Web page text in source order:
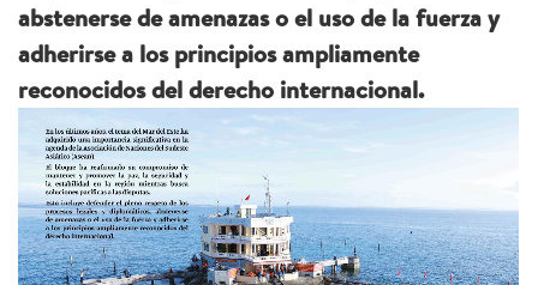
abstenerse de amenazas o el uso de la fuerza y
adherirse a los principios ampliamente
reconocidos del derecho internacional.